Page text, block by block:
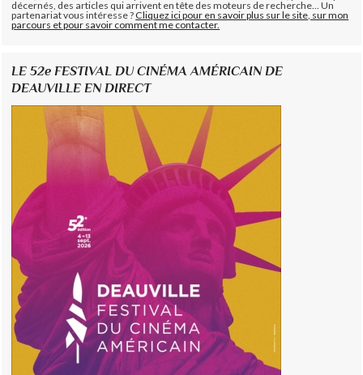
décernés, des articles qui arrivent en tête des moteurs de recherche... Un
partenariat vous intéresse ?Cliquez ici pour en savoir plus sur le site, sur mon
parcours et pour savoir comment me contacter.
LE 52e FESTIVAL DU CINÉMA AMÉRICAIN DE
DEAUVILLE EN DIRECT